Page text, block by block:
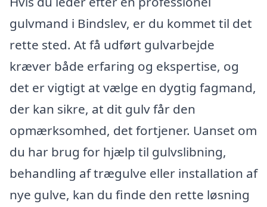
gulvmand i Bindslev, er du kommet til det
rette sted. At få udført gulvarbejde
kræver både erfaring og ekspertise, og
det er vigtigt at vælge en dygtig fagmand,
der kan sikre, at dit gulv får den
opmærksomhed, det fortjener. Uanset om
du har brug for hjælp til gulvslibning,
behandling af trægulve eller installation af
nye gulve, kan du finde den rette løsning